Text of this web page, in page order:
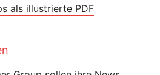
als illustrierte PDF